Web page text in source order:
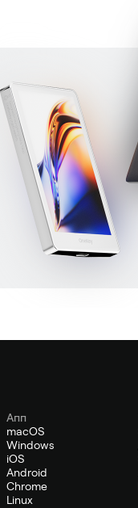
Апп
macOS
Windows
iOS
Android
Chrome
Linux